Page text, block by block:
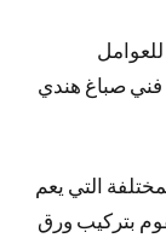
فني صباغ هندي
التي يعم
بتركيب ورق